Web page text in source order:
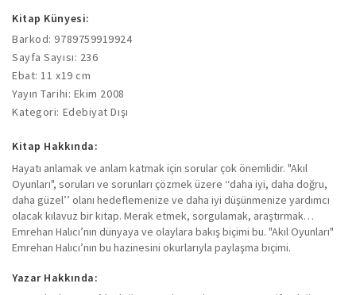
Kitap Künyesi:
Barkod: 9789759919924
Sayfa Sayısı: 236
Ebat: 11 x19 cm
Yayın Tarihi: Ekim 2008
Kategori: Edebiyat Dışı
Kitap Hakkında:
Hayatı anlamak ve anlam katmak için sorular çok önemlidir. "Akıl
Oyunları", soruları ve sorunları çözmek üzere ‘‘daha iyi, daha doğru,
daha güzel’’ olanı hedeflemenize ve daha iyi düşünmenize yardımcı
olacak kılavuz bir kitap. Merak etmek, sorgulamak, araştırmak…
Emrehan Halıcı’nın dünyaya ve olaylara bakış biçimi bu. "Akıl Oyunları"
Emrehan Halıcı’nın bu hazinesini okurlarıyla paylaşma biçimi.
Yazar Hakkında: